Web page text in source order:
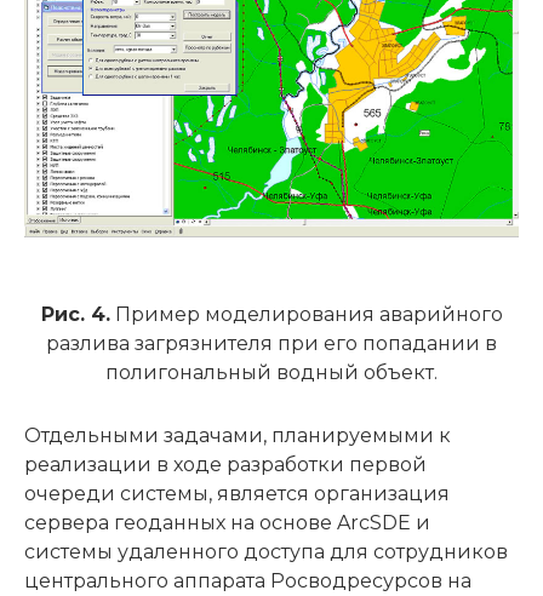
Рис. 4.Пример моделирования аварийного
разлива загрязнителя при его попадании в
полигональный водный объект.
Отдельными задачами, планируемыми к
реализации в ходе разработки первой
очереди системы, является организация
сервера геоданных на основе ArcSDE и
системы удаленного доступа для сотрудников
центрального аппарата Росводресурсов на